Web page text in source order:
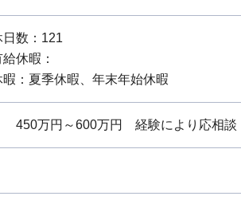
日数：121
給休暇：
暇：夏季休暇、年末年始休暇
万円～600万円 経験により応相談